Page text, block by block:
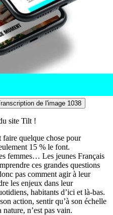
de l'image 1038
site Tilt !
faire quelque chose pour
15 % le font.
femmes… Les jeunes Français
ces grandes questions
pas comment agir à leur
les enjeux dans leur
habitants d’ici et là-bas.
action, sentir qu’à son échelle
n’est pas vain.